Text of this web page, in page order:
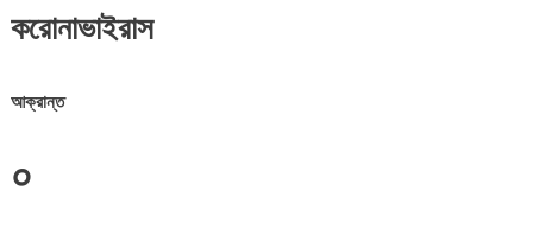
করোনাভাইরাস
আক্রান্ত
০